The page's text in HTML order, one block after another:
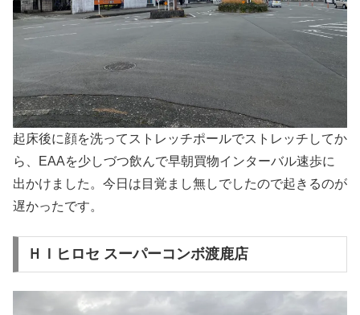
起床後に顔を洗ってストレッチポールでストレッチしてか
ら、EAAを少しづつ飲んで早朝買物インターバル速歩に
出かけました。今日は目覚まし無しでしたので起きるのが
遅かったです。
ＨＩヒロセ スーパーコンボ渡鹿店